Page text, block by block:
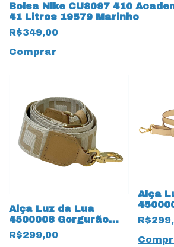
Bolsa Nike CU8097 410
41 Litros 19579 Marinho
R$349,00
Comprar
Alça Luz da Lua
4500008 Gorgurão
com Couro Natural
18914 Atacama
R$299,00
Alça